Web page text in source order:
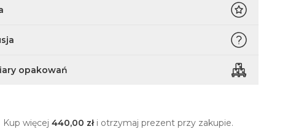
opakowań
Kup więcej 440,00 złi otrzymaj prezent przy zakupie.